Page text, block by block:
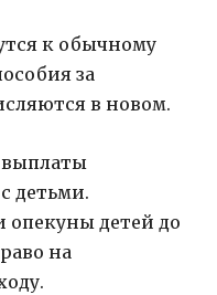
к обычному
за
в новом.
детьми.
детей до
на